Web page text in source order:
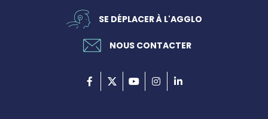
SE DÉPLACER À L'AGGLO
NOUS CONTACTER